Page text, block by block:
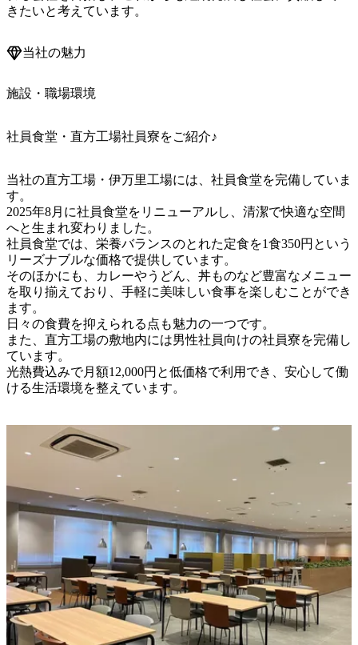
きたいと考えています。
当社の魅力
施設・職場環境
社員食堂・直方工場社員寮をご紹介♪
当社の直方工場・伊万里工場には、社員食堂を完備していま
す。
2025年8月に社員食堂をリニューアルし、清潔で快適な空間
へと生まれ変わりました。
社員食堂では、栄養バランスのとれた定食を1食350円という
リーズナブルな価格で提供しています。
そのほかにも、カレーやうどん、丼ものなど豊富なメニュー
を取り揃えており、手軽に美味しい食事を楽しむことができ
ます。
日々の食費を抑えられる点も魅力の一つです。
また、直方工場の敷地内には男性社員向けの社員寮を完備し
ています。
光熱費込みで月額12,000円と低価格で利用でき、安心して働
ける生活環境を整えています。